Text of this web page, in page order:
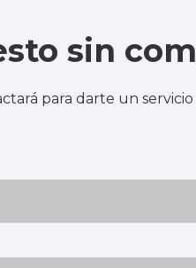
sin
para darte un